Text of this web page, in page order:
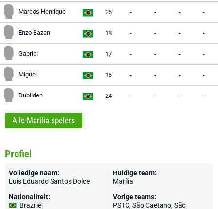
Marcos Henrique 26 - - - -
Enzo Bazan 18 - - - -
Gabriel 17 - - - -
Miguel 16 - - - -
Dubilden 24 - - - -
Alle Marília spelers
Profiel
Volledige naam:
Luis Eduardo Santos Dolce
Nationaliteit:
Brazilië
Huidige team:
Marília
Vorige teams:
PSTC, São Caetano, São